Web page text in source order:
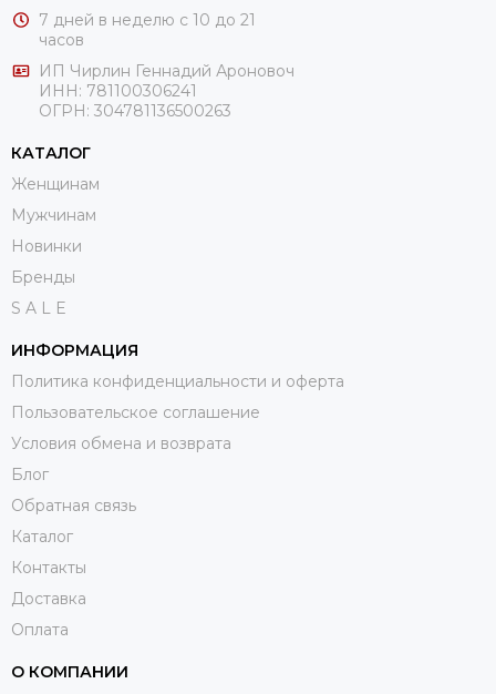
7 дней в неделю с 10 до 21
часов
ИП Чирлин Геннадий Ароновоч
ИНН: 781100306241
ОГРН: 304781136500263
КАТАЛОГ
Женщинам
Мужчинам
Новинки
Бренды
S A L E
ИНФОРМАЦИЯ
Политика конфиденциальности и оферта
Пользовательское соглашение
Условия обмена и возврата
Блог
Обратная связь
Каталог
Контакты
Доставка
Оплата
О КОМПАНИИ